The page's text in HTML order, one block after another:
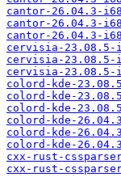
cantor-26.04.3-
cantor-26.04.3-
cantor-26.04.3-
cervisia-
cervisia-23.08.5-
cervisia-23.08.5-
colord-kde-
colord-kde-
colord-kde-
colord-kde-
colord-kde-
colord-kde-
cxx-rust-
cxx-rust-